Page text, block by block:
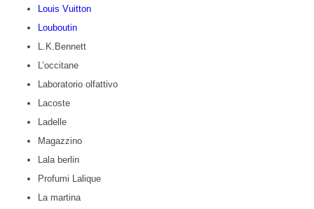
Louis Vuitton
Louboutin
L.K.Bennett
L’occitane
Laboratorio olfattivo
Lacoste
Ladelle
Magazzino
Lala berlin
Profumi Lalique
La martina